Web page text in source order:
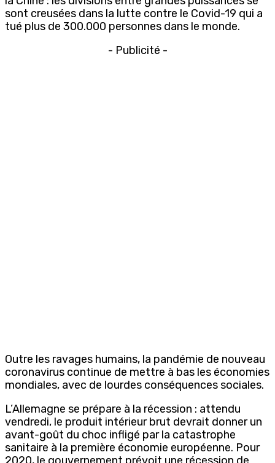
sont creusées dans la lutte contre le Covid-19 qui a
tué plus de 300.000 personnes dans le monde.
- Publicité -
Outre les ravages humains, la pandémie de nouveau
coronavirus continue de mettre à bas les économies
mondiales, avec de lourdes conséquences sociales.
L’Allemagne se prépare à la récession : attendu
vendredi, le produit intérieur brut devrait donner un
avant-goût du choc infligé par la catastrophe
sanitaire à la première économie européenne. Pour